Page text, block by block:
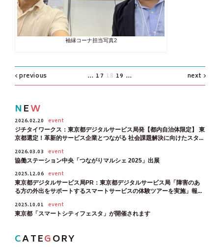
袖縁コーナ担当写真2
previous ... 17 18 19 ... next
NEW
2026.02.20 event
ジチタイワークス：東京都デジタルサービス局発【都内自治体限定】 東
京都選定！革新的サービス企業とつながる 社会課題解決に向けたスタ...
2026.03.03 event
協働ステーション中央「つながりマルシェ 2025」出展
2025.12.06 event
東京都デジタルサービス局PR：東京都デジタルサービス局「障害のあ
る方の外出をサポートするスマートサービスの体験ツアーを実施」報...
2025.10.01 event
東京都「スマートシティフェスタ」が開催されます
CATEGORY